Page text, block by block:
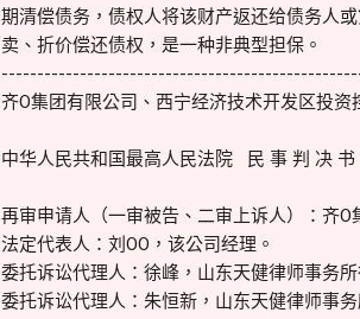
期清偿债务，债权人将该财产返还给债务人
卖、折价偿还债权，是一种非典型担保。
齐O集团有限公司、西宁经济技术开发区投
中华人民共和国最高人民法院 民 事 判 决 书
再审申请人（一审被告、二审上诉人）：齐
法定代表人：刘OO，该公司经理。
委托诉讼代理人：徐峰，山东天健律师事务所
委托诉讼代理人：朱恒新，山东天健律师事务